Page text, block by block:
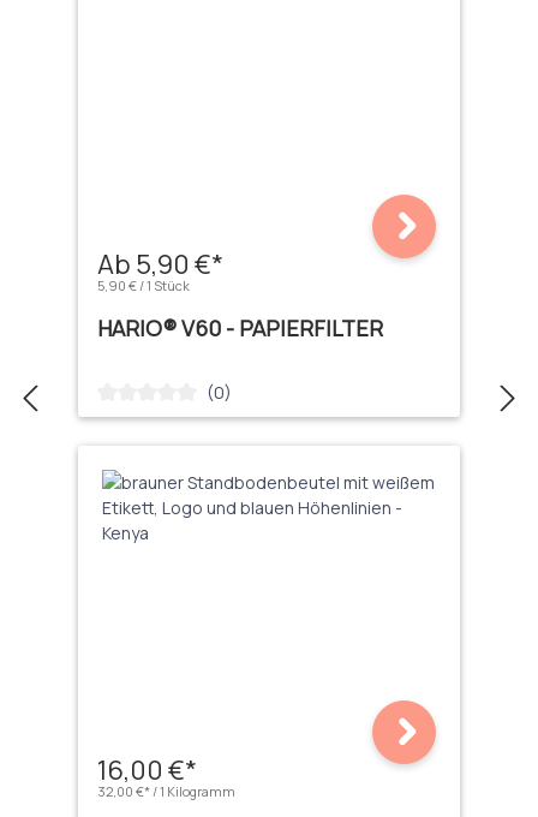
Ab 5,90 €*
5,90 € / 1 Stück
HARIO® V60 - PAPIERFILTER
Durchschnittliche Bewertung von 0 von 5 Sternen
(0)
16,00 €*
32,00 €* / 1 Kilogramm